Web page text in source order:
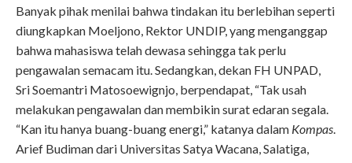
Banyak pihak menilai bahwa tindakan itu berlebihan seperti
diungkapkan Moeljono, Rektor UNDIP, yang menganggap
bahwa mahasiswa telah dewasa sehingga tak perlu
pengawalan semacam itu. Sedangkan, dekan FH UNPAD,
Sri Soemantri Matosoewignjo, berpendapat, “Tak usah
melakukan pengawalan dan membikin surat edaran segala.
“Kan itu hanya buang-buang energi,” katanya dalam Kompas.
Arief Budiman dari Universitas Satya Wacana, Salatiga,